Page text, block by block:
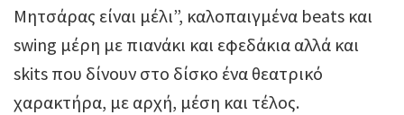
Μητσάρας είναι μέλι”, καλοπαιγμένα beats και
swing μέρη με πιανάκι και εφεδάκια αλλά και
skits που δίνουν στο δίσκο ένα θεατρικό
χαρακτήρα, με αρχή, μέση και τέλος.